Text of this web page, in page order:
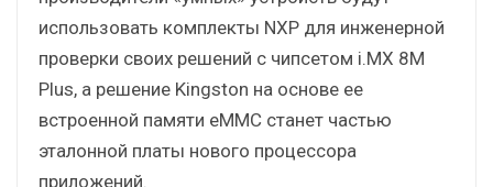
использовать комплекты NXP для инженерной
проверки своих решений с чипсетом i.MX 8M
Plus, а решение Kingston на основе ее
встроенной памяти eMMC станет частью
эталонной платы нового процессора
приложений.